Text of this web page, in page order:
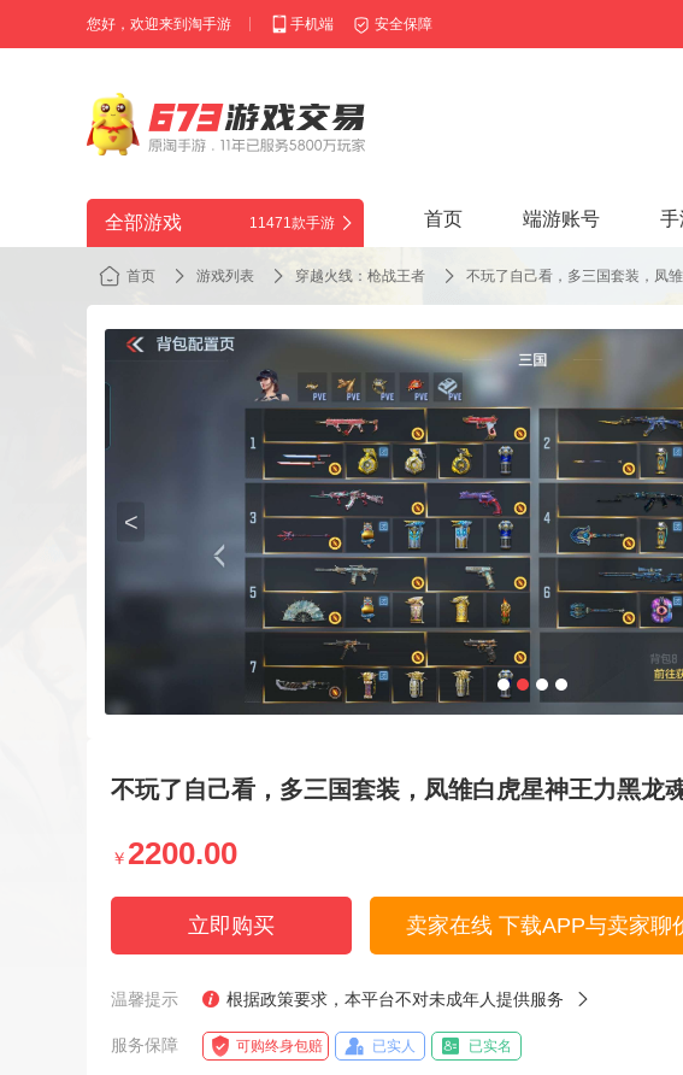
您好，欢迎来到淘手游 手机端 安全保障
全部游戏 11471款手游 首页 端游账号 手
首页 游戏列表 穿越火线：枪战王者 不玩了自己看，多三国套装，凤
<
不玩了自己看，多三国套装，凤雏白虎星神王力黑龙
￥ 2200.00
立即购买 卖家在线 下载APP与卖家聊
温馨提示 根据政策要求，本平台不对未成年人提供服务
服务保障 可购终身包赔 已实人 已实名